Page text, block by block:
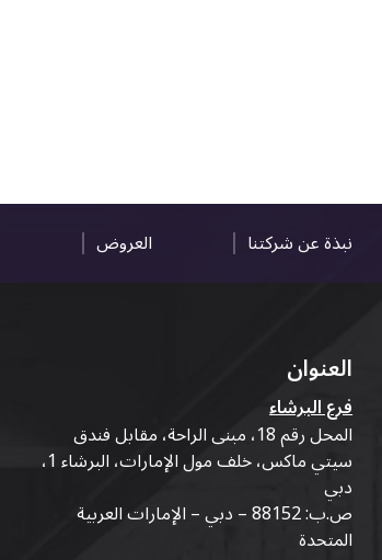
نبذة عن شركتنا العروض
العنوان
فرع البرشاء
المحل رقم 18، مبنى الراحة، مقابل فندق
سيتي ماكس، خلف مول الإمارات، البرشاء 1،
دبي
ص.ب: 88152 – دبي – الإمارات العربية
المتحدة